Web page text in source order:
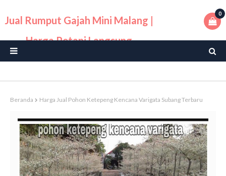
Jual Rumput Gajah Mini Malang |
Harga Petani Langsung
0
Beranda Harga Jual Pohon Ketepeng Kencana Varigata Subang Terbaru